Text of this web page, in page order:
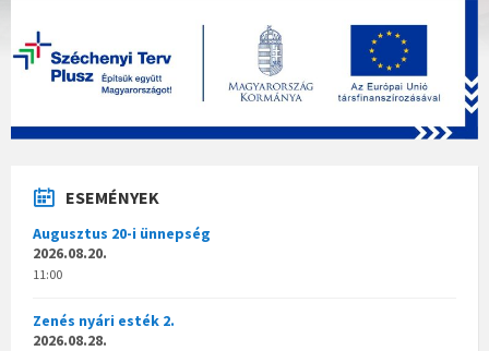
ESEMÉNYEK
Augusztus 20-i ünnepség
2026.08.20.
11:00
Zenés nyári esték 2.
2026.08.28.